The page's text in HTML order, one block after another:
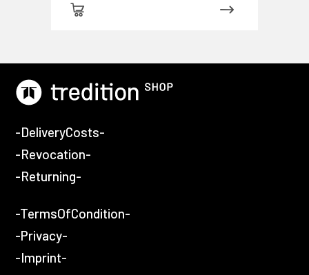
-DeliveryCosts-
-Revocation-
-Returning-
-TermsOfCondition-
-Privacy-
-Imprint-